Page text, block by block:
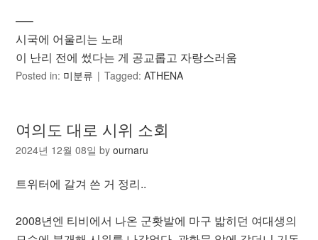
—–
시국에 어울리는 노래
이 난리 전에 썼다는 게 공교롭고 자랑스러움
Posted in: 미분류 Tagged:ATHENA
여의도 대로 시위 소회
2024년 12월 08일 byournaru
트위터에 갈겨 쓴 거 정리..
2008년엔 티비에서 나온 군홧발에 마구 밟히던 여대생의